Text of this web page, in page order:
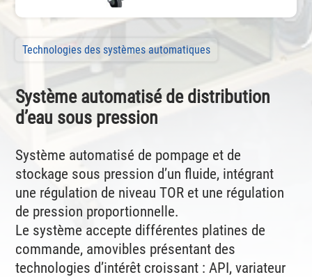
Technologies des systèmes automatiques
Système automatisé de distribution
d’eau sous pression
Système automatisé de pompage et de
stockage sous pression d’un fluide, intégrant
une régulation de niveau TOR et une régulation
de pression proportionnelle.
Le système accepte différentes platines de
commande, amovibles présentant des
technologies d’intérêt croissant : API, variateur